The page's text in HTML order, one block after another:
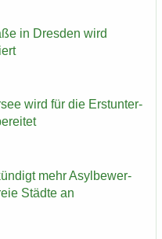
in Dres­den wird
wird für die Erst­un­ter­
mehr Asyl­be­wer­
Städ­te an